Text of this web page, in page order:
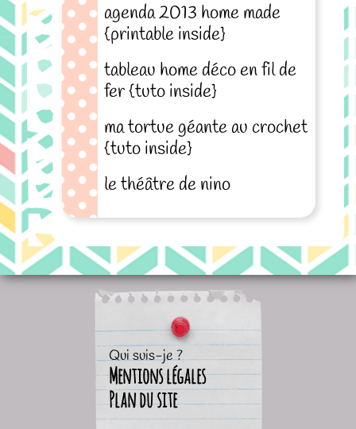
agenda 2013 home made
{printable inside}
tableau home déco en fil de
fer {tuto inside}
ma tortue géante au crochet
{tuto inside}
le théâtre de nino
Qui suis-je ?
Mentions légales
Plan du site